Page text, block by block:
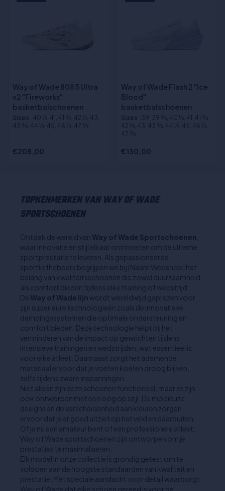
Way of Wade 808 5 Ultra
v2 "Fireworks"
basketbalschoenen
Sizes :40 1⁄3, 41, 41 2⁄3, 42 1⁄3, 43,
43 2⁄3, 44 1⁄3, 45, 46 1⁄3, 47 2⁄3
€208,00
Way of Wade Flash 2 "Ice
Blood"
basketbalschoenen
Sizes :39, 39 2⁄3, 40 1⁄3, 41, 41 2⁄3,
42 1⁄3, 43, 43 2⁄3, 44 1⁄3, 45, 46 1⁄3,
47 2⁄3
€130,00
TOPKENMERKEN VAN WAY OF WADE
SPORTSCHOENEN
Ontdek de wereld van Way of Wade Sportschoenen
waar innovatie en stijl elkaar ontmoeten om de ultieme
sportprestatie te leveren. Als gepassioneerde
sportliefhebbers begrijpen we bij [Naam Webshop] het
belang van kwaliteitsschoenen die zowel duurzaamheid
als comfort bieden tijdens elke training of wedstrijd.
De Way of Wade lijn wordt wereldwijd geprezen voor
zijn superieure technologieën zoals de innovatieve
dempingssystemen die optimale ondersteuning en
comfort bieden. Deze technologie helpt bij het
verminderen van de impact op gewrichten tijdens
intensieve trainingen en wedstrijden, wat essentieel is
voor elke atleet. Daarnaast zorgt het ademende
materiaal ervoor dat je voeten koel en droog blijven,
zelfs tijdens zware inspanningen.
Niet alleen zijn deze schoenen functioneel, maar ze zijn
ook ontworpen met een oog op stijl. De modieuze
designs en de verscheidenheid aan kleuren zorgen
ervoor dat je er goed uitziet op het veld en daarbuiten.
Of je nu een amateur bent of een professionele atleet,
Way of Wade sportschoenen zijn ontworpen om je
prestaties te maximaliseren.
Elk model in onze collectie is grondig getest om te
voldoen aan de hoogste standaarden van kwaliteit en
prestatie. Met speciale aandacht voor detail waarborgt
Way of Wade dat elke schoen gereed is voor de